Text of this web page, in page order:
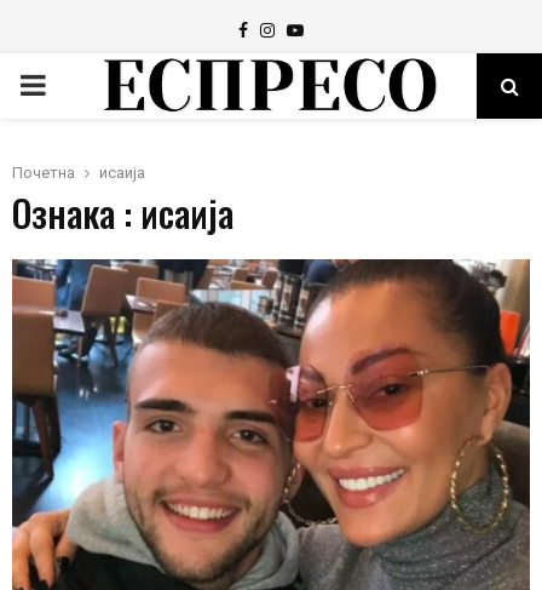
Facebook
Instagram
Youtube
PRIMARY
Почетна исаија
Ознака : исаија